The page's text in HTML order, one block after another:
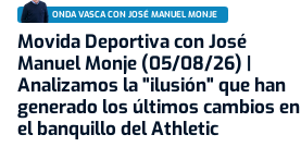
ONDA VASCA CON JOSÉ MANUEL MONJE
Movida Deportiva con José
Manuel Monje (05/08/26) |
Analizamos la "ilusión" que han
generado los últimos cambios en
el banquillo del Athletic